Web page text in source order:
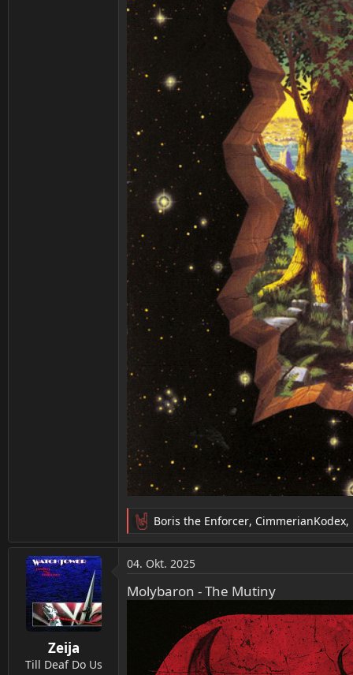
R
e
a
k
t
i
Boris the Enforcer, CimmerianKodex,
Zeija
Till Deaf Do Us
04. Okt. 2025
Molybaron - The Mutiny